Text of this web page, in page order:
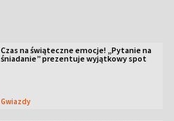
Czas na świąteczne emocje! „Pytanie na
śniadanie” prezentuje wyjątkowy spot
Gwiazdy